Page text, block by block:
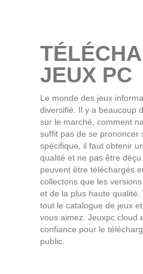
JEUX PC
Le monde des jeux
diversifié. Il y a beaucoup
sur le marché, comment
suffit pas de se prononcer
spécifique, il faut obtenir
qualité et ne pas être
peuvent être téléchargés
collectons que les
et de la plus haute
tout le catalogue de jeux
vous aimez. Jeuxpc.cloud
confiance pour le
public.